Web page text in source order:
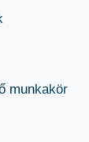
munkakör